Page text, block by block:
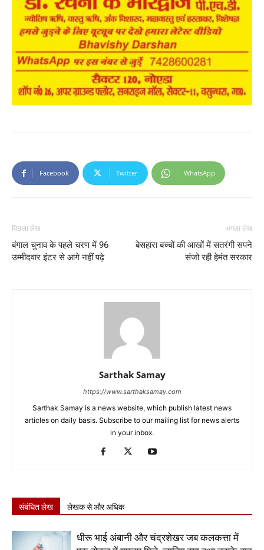
Facebook Twitter WhatsApp
पिछला लेख
बंगाल चुनाव के पहले चरण में 96
उम्मीदवार इंटर से आगे नहीं पढ़े
अगला लेख
बेसहारा बच्चों की आखों में सतरंगी सपने
संजो रही हेमंत सरकार
Sarthak Samay
https://www.sarthaksamay.com
Sarthak Samay is a news website, which publish latest news
articles on daily basis. Subscribe to our mailing list for news alerts
in your inbox.
संबंधित लेख लेखक से और अधिक
धीरू भाई अंबानी और चंद्रशेखर जब कलकत्ता में